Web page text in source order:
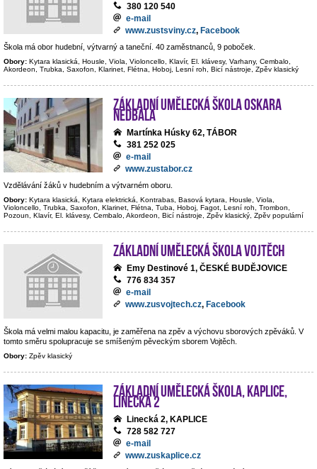
380 120 540
e-mail
www.zustsviny.cz, Facebook
Škola má obor hudební, výtvarný a taneční. 40 zaměstnanců, 9 poboček.
Obory: Kytara klasická, Housle, Viola, Violoncello, Klavír, El. klávesy, Varhany, Cembalo,
Akordeon, Trubka, Saxofon, Klarinet, Flétna, Hoboj, Lesní roh, Bicí nástroje, Zpěv klasický
Základní umělecká škola Oskara
Nedbala
Martínka Húsky 62, TÁBOR
381 252 025
e-mail
www.zustabor.cz
Vzdělávání žáků v hudebním a výtvarném oboru.
Obory: Kytara klasická, Kytara elektrická, Kontrabas, Basová kytara, Housle, Viola,
Violoncello, Trubka, Saxofon, Klarinet, Flétna, Tuba, Hoboj, Fagot, Lesní roh, Trombon,
Pozoun, Klavír, El. klávesy, Cembalo, Akordeon, Bicí nástroje, Zpěv klasický, Zpěv populární
Základní umělecká škola Vojtěch
Emy Destinové 1, ČESKÉ BUDĚJOVICE
776 834 357
e-mail
www.zusvojtech.cz, Facebook
Škola má velmi malou kapacitu, je zaměřena na zpěv a výchovu sborových zpěváků. V
tomto směru spolupracuje se smíšeným pěveckým sborem Vojtěch.
Obory: Zpěv klasický
Základní umělecká škola, Kaplice,
Linecká 2
Linecká 2, KAPLICE
728 582 727
e-mail
www.zuskaplice.cz